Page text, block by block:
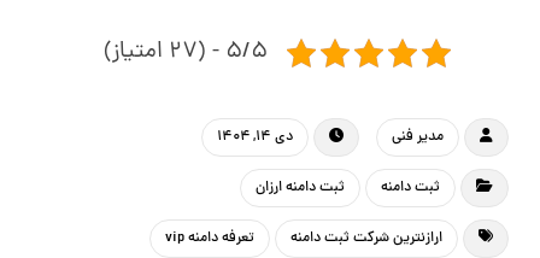
۵/۵ - (۲۷ امتیاز)
مدیر فنی دی ۱۴, ۱۴۰۴
ثبت دامنه ثبت دامنه ارزان
ارازنترین شرکت ثبت دامنه تعرفه دامنه vip